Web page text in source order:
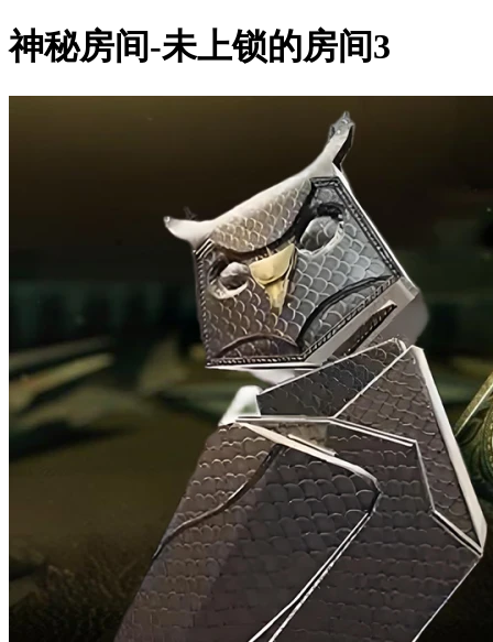
神秘房间-未上锁的房间3